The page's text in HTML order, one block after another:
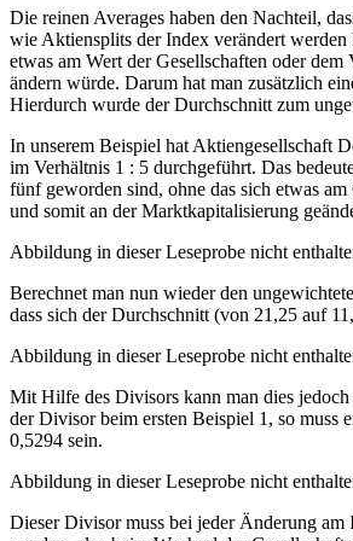
Die reinen Averages haben den Nachteil,
wie Aktiensplits der Index verändert werden
etwas am Wert der Gesellschaften oder dem
ändern würde. Darum hat man zusätzlich
Hierdurch wurde der Durchschnitt zum
In unserem Beispiel hat Aktiengesellschaft
im Verhältnis 1 : 5 durchgeführt. Das
fünf geworden sind, ohne das sich etwas am
und somit an der Marktkapitalisierung
Abbildung in dieser Leseprobe nicht
Berechnet man nun wieder den
dass sich der Durchschnitt (von 21,25 auf
Abbildung in dieser Leseprobe nicht
Mit Hilfe des Divisors kann man dies
der Divisor beim ersten Beispiel 1, so muss
0,5294 sein.
Abbildung in dieser Leseprobe nicht
Dieser Divisor muss bei jeder Änderung am